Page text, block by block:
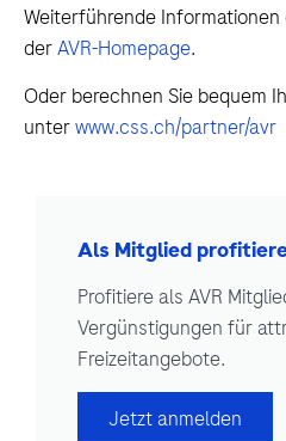
Weiterführende
derAVR-Homepage.
Oder berechnen Sie bequem
unterwww.css.ch/partner/avr
Als Mitglied
Profitiere als AVR
Vergünstigungen für
Freizeitangebote.
Jetzt anmelden